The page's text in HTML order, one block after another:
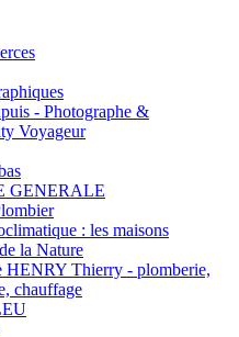
- Photographe &
Voyageur
GENERALE
: les maisons
la Nature
HENRY Thierry - plomberie,
chauffage